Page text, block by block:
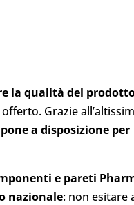
la qualità del
Grazie
a disposizione per
e pareti
nazionale: non esitare